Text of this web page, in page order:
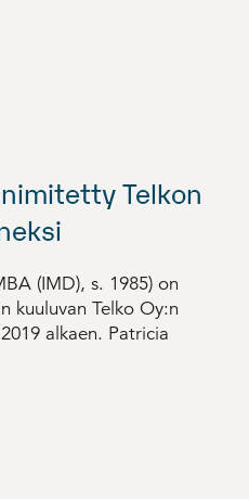
Telkon
(IMD), s. 1985) on
kuuluvan Telko Oy:n
alkaen. Patricia